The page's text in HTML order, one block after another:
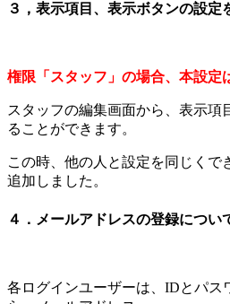
３，表示項目、表示ボタンの設定
権限「スタッフ」の場合、本設定
スタッフの編集画面から、表示項
ることができます。
この時、他の人と設定を同じくで
追加しました。
４．メールアドレスの登録につい
各ログインユーザーは、IDとパス